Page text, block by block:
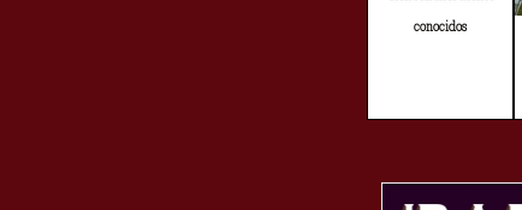
conocidos